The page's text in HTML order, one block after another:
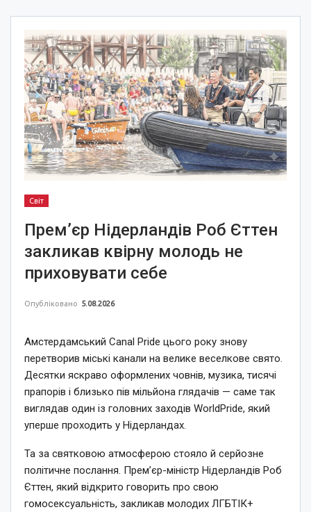
Світ
Прем’єр Нідерландів Роб Єттен
закликав квірну молодь не
приховувати себе
Опубліковано 5.08.2026
Амстердамський Canal Pride цього року знову
перетворив міські канали на велике веселкове свято.
Десятки яскраво оформлених човнів, музика, тисячі
прапорів і близько пів мільйона глядачів — саме так
виглядав один із головних заходів WorldPride, який
уперше проходить у Нідерландах.
Та за святковою атмосферою стояло й серйозне
політичне послання. Прем’єр-міністр Нідерландів Роб
Єттен, який відкрито говорить про свою
гомосексуальність, закликав молодих ЛГБТІК+